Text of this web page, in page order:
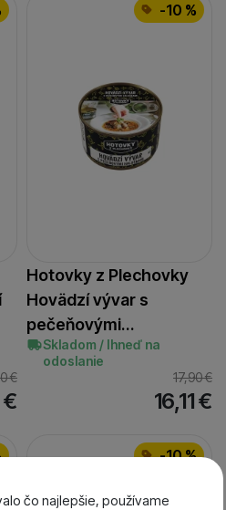
čo najlepšie, používame
€
€
-10 %
Hotovky z Plechovky
Hovädzí vývar s
pečeňovými…
Skladom / Ihneď na
odoslanie
17,90€
16,11€
-10 %